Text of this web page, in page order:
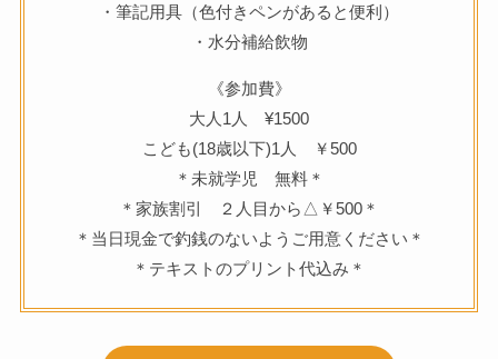
・筆記用具（色付きペンがあると便利）
・水分補給飲物
《参加費》
大人1人 ¥1500
こども(18歳以下)1人 ￥500
＊未就学児 無料＊
＊家族割引 ２人目から△￥500＊
＊当日現金で釣銭のないようご用意ください＊
＊テキストのプリント代込み＊